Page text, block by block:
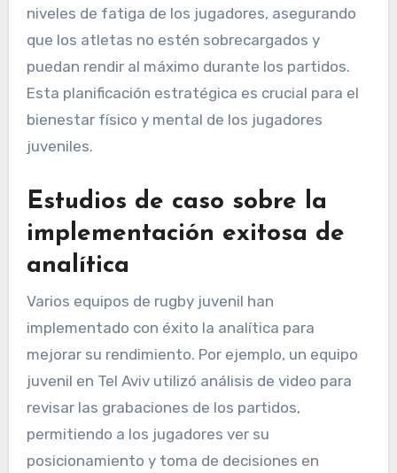
niveles de fatiga de los jugadores, asegurando
que los atletas no estén sobrecargados y
puedan rendir al máximo durante los partidos.
Esta planificación estratégica es crucial para el
bienestar físico y mental de los jugadores
juveniles.
Estudios de caso sobre la
implementación exitosa de
analítica
Varios equipos de rugby juvenil han
implementado con éxito la analítica para
mejorar su rendimiento. Por ejemplo, un equipo
juvenil en Tel Aviv utilizó análisis de video para
revisar las grabaciones de los partidos,
permitiendo a los jugadores ver su
posicionamiento y toma de decisiones en